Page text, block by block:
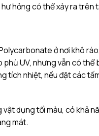
hỏng có thể xảy ra trên
ở nơi khô
UV, nhưng vẫn có
tích nhiệt, nếu đặt các
dụng tối màu, có khả
mát.